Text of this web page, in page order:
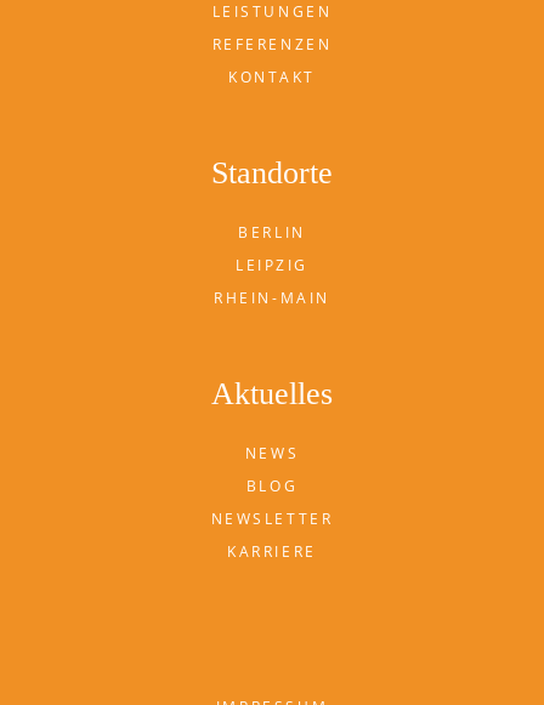
LEISTUNGEN
REFERENZEN
KONTAKT
Standorte
BERLIN
LEIPZIG
RHEIN-MAIN
Aktuelles
NEWS
BLOG
NEWSLETTER
KARRIERE